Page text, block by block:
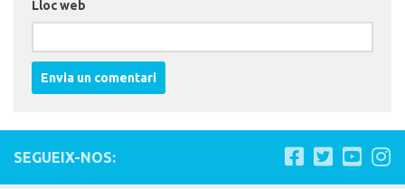
Lloc web
SEGUEIX-NOS: